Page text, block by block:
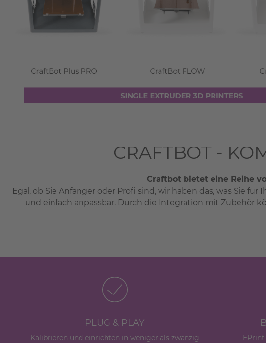
CRAFTBOT -
Craftbot bietet eine Reihe
Egal, ob Sie Anfänger oder Profi sind, wir haben das, was Sie
und einfach anpassbar. Durch die Integration mit Zubehör
PLUG & PLAY
Kalibrieren und einrichten in weniger als zwanzig